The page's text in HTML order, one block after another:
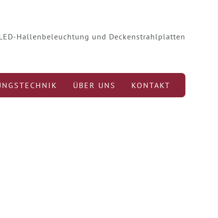
Hallenbeleuchtung und Deckenstrahlplatten
ÜBER UNS KONTAKT